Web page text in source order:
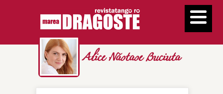
Alice Năstase Buciuta